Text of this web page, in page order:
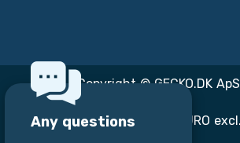
Any questions
Copyright © GECKO.DK
All prices are in EURO